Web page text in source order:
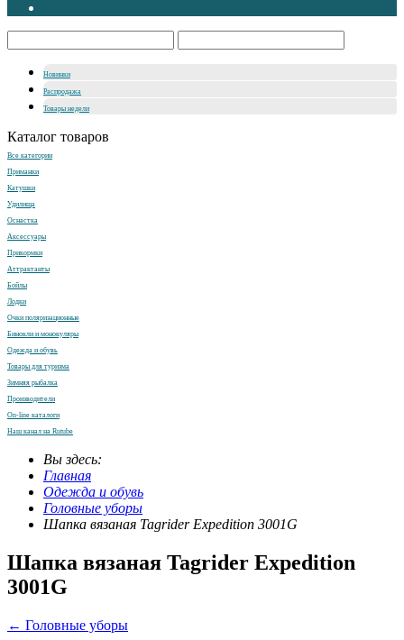
Новинки
Распродажа
Товары недели
Каталог товаров
Все категории
Приманки
Катушки
Удилища
Оснастка
Аксессуары
Прикормки
Аттрактанты
Бойлы
Лодки
Очки поляризационные
Бинокли и монокуляры
Одежда и обувь
Товары для туризма
Зимняя рыбалка
Производители
On-line каталоги
Наш канал на Rutube
Вы здесь:
Главная
Одежда и обувь
Головные уборы
Шапка вязаная Tagrider Expedition 3001G
Шапка вязаная Tagrider Expedition
3001G
← Головные уборы